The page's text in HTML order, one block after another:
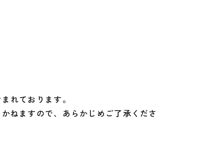
れております。
ねますので、あらかじめご了承くださ